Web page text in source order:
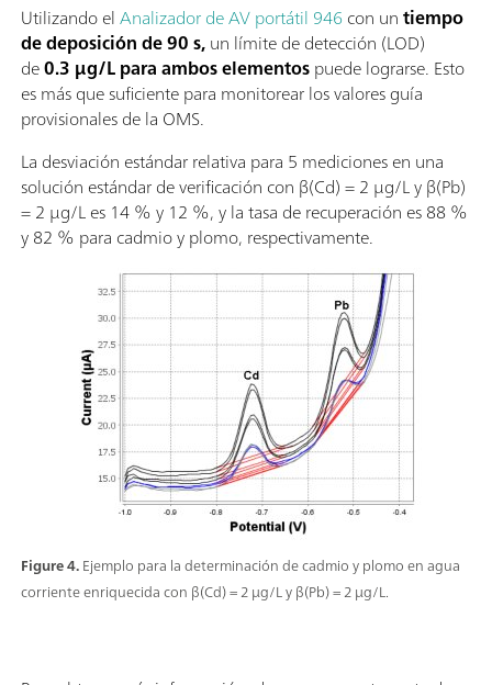
Figure 4.Ejemplo para la determinación de cadmio y plomo en agua
corriente enriquecida con β(Cd) = 2 µg/L y β(Pb) = 2 µg/L.
Utilizando elAnalizador de AV portátil 946con untiempo
de deposición de 90 s,un límite de detección (LOD)
de0.3 µg/L para ambos elementospuede lograrse. Esto
es más que suficiente para monitorear los valores guía
provisionales de la OMS.
La desviación estándar relativa para 5 mediciones en una
solución estándar de verificación con β(Cd) = 2 µg/L y β(Pb)
= 2 µg/L es 14 % y 12 %, y la tasa de recuperación es 88 %
y 82 % para cadmio y plomo, respectivamente.